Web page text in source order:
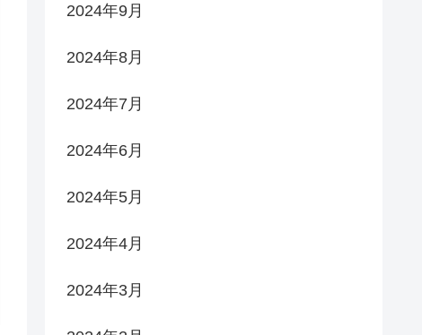
2024年9月
2024年8月
2024年7月
2024年6月
2024年5月
2024年4月
2024年3月